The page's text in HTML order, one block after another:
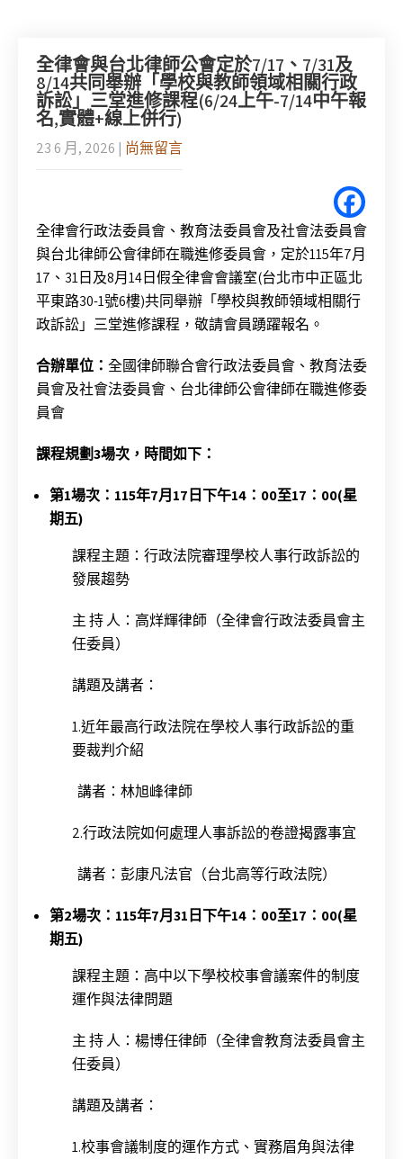
全律會與台北律師公會定於7/17、7/31及
8/14共同舉辦「學校與教師領域相關行政
訴訟」三堂進修課程(6/24上午-7/14中午報
名,實體+線上併行)
23 6 月, 2026 | 尚無留言
全律會行政法委員會、教育法委員會及社會法委員會
與台北律師公會律師在職進修委員會，定於115年7月
17、31日及8月14日假全律會會議室(台北市中正區北
平東路30-1號6樓)共同舉辦「學校與教師領域相關行
政訴訟」三堂進修課程，敬請會員踴躍報名。
合辦單位： 全國律師聯合會行政法委員會、教育法委
員會及社會法委員會、台北律師公會律師在職進修委
員會
課程規劃3場次，時間如下：
第1場次：115年7月17日下午14：00至17：00(星
期五)
課程主題：行政法院審理學校人事行政訴訟的
發展趨勢
主 持 人：高烊輝律師（全律會行政法委員會主
任委員）
講題及講者：
1.近年最高行政法院在學校人事行政訴訟的重
要裁判介紹
講者：林旭峰律師
2.行政法院如何處理人事訴訟的卷證揭露事宜
講者：彭康凡法官（台北高等行政法院）
第2場次：115年7月31日下午14：00至17：00(星
期五)
課程主題：高中以下學校校事會議案件的制度
運作與法律問題
主 持 人：楊博任律師（全律會教育法委員會主
任委員）
講題及講者：
1.校事會議制度的運作方式、實務眉角與法律